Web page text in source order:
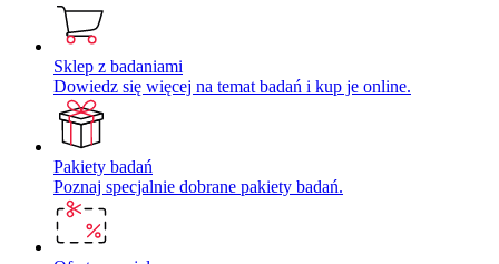
Sklep z badaniami
Dowiedz się więcej na temat badań i kup je online.
Pakiety badań
Poznaj specjalnie dobrane pakiety badań.